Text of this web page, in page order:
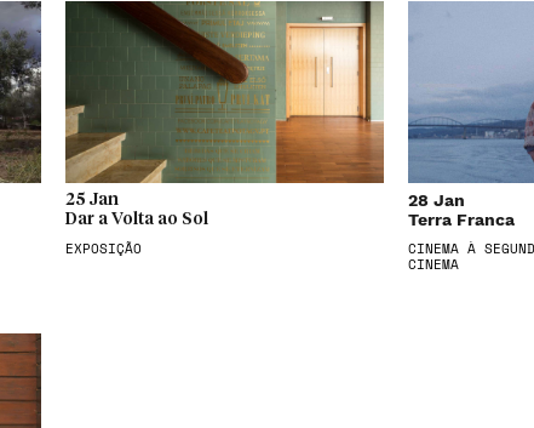
25 Jan
Dar a Volta ao Sol
EXPOSIÇÃO
28 Jan
Terra Franca
CINEMA À
CINEMA